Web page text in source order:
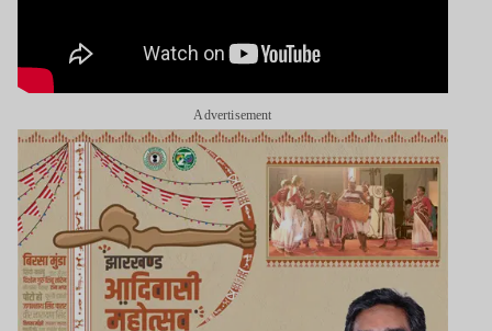
Advertisement